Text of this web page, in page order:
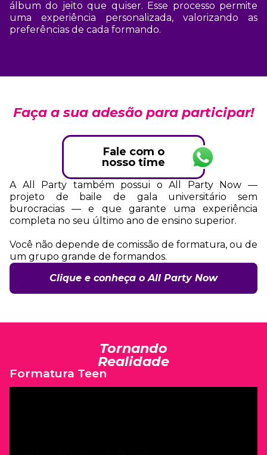
álbum do jeito que quiser. Esse processo permite
uma experiência personalizada, valorizando as
preferências de cada formando.
Faça a sua adesão para participar!
Fale com o
nosso time
A All Party também possui o All Party Now —
projeto de baile de gala universitário sem
burocracias — e que garante uma experiência
completa no seu último ano de ensino superior.
Você não depende de comissão de formatura, ou de
um grupo grande de formandos.
Clique e conheça o All Party Now
Tornando
Realidade
Formatura Teen